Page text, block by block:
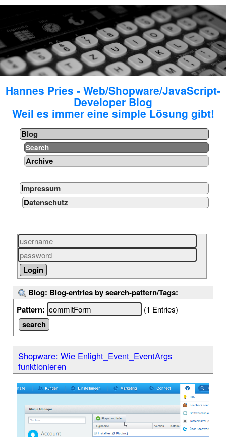
Hannes Pries - Web/Shopware/JavaScript-
Developer Blog
Weil es immer eine simple Lösung gibt!
Blog
Search
Archive
Impressum
Datenschutz
Blog: Blog-entries by search-pattern/Tags:
Pattern:
(1 Entries)
Shopware: Wie Enlight_Event_EventArgs
funktionieren